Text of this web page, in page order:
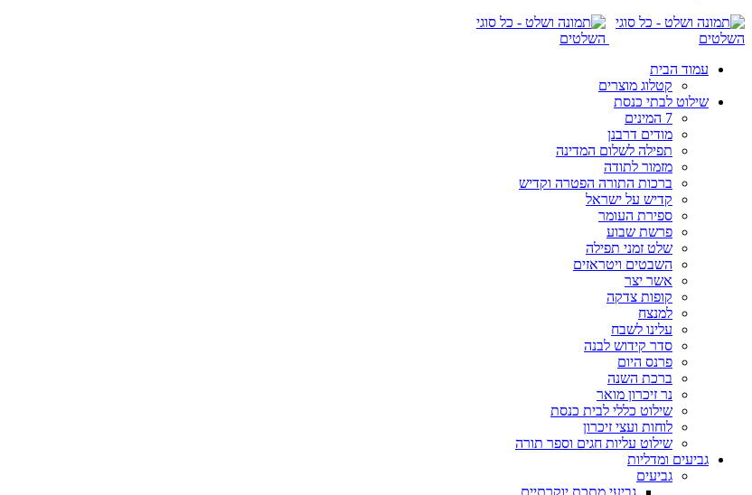
עמוד הבית
קטלוג מוצרים
שילוט לבתי כנסת
7 המינים
מודים דרבנן
תפילה לשלום המדינה
מזמור לתודה
ברכות התורה הפטרה וקדיש
קדיש על ישראל
ספירת העומר
פרשת שבוע
שלט זמני תפילה
השבטים ויטראזים
אשר יצר
קופות צדקה
למנצח
עלינו לשבח
סדר קידוש לבנה
פרנס היום
ברכת השנה
נר זיכרון מואר
שילוט כללי לבית כנסת
לוחות ועצי זיכרון
שילוט עליות חגים וספר תורה
גביעים ומדליות
גביעים
גביעי מתכת יוקרתיים